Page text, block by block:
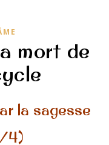
mort de
la sagesse
4)